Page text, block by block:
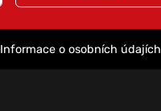
Informace o osobních údajích